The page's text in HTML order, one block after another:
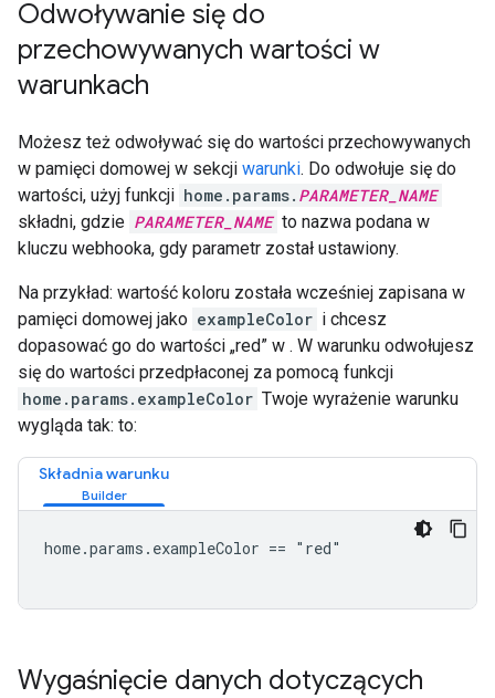
Odwoływanie się do
przechowywanych wartości w
warunkach
Możesz też odwoływać się do wartości przechowywanych
w pamięci domowej w sekcji warunki. Do odwołuje się do
wartości, użyj funkcji home.params. PARAMETER_NAME
składni, gdzie PARAMETER_NAME to nazwa podana w
kluczu webhooka, gdy parametr został ustawiony.
Na przykład: wartość koloru została wcześniej zapisana w
pamięci domowej jako exampleColor i chcesz
dopasować go do wartości „red” w . W warunku odwołujesz
się do wartości przedpłaconej za pomocą funkcji
home.params.exampleColor Twoje wyrażenie warunku
wygląda tak: to:
Składnia warunku
home.params.exampleColor == "red"
Wygaśnięcie danych dotyczących